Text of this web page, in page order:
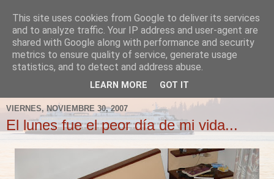
Fergus el Destructor
Blog sobre lo que le apetece escribir a Fergus, en el caso
de que le apetezca escribir.
VIERNES, NOVIEMBRE 30, 2007
El lunes fue el peor día de mi vida...
This site uses cookies from Google to deliver its services
and to analyze traffic. Your IP address and user-agent are
shared with Google along with performance and security
metrics to ensure quality of service, generate usage
statistics, and to detect and address abuse.
LEARN MORE GOT IT